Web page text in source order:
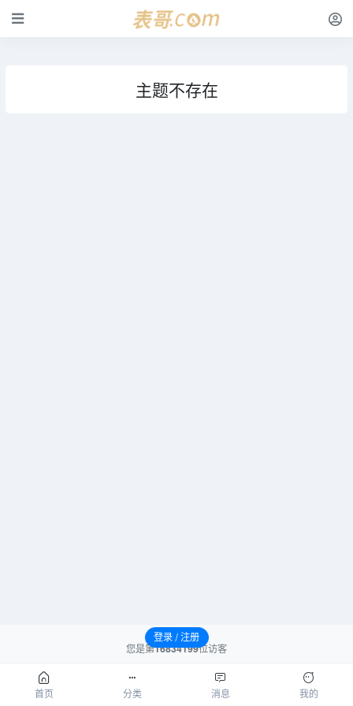
主题不存在
您是第16834199位访客
请先登录后发表评论！
首页 分类 消息 我的
登录 / 注册